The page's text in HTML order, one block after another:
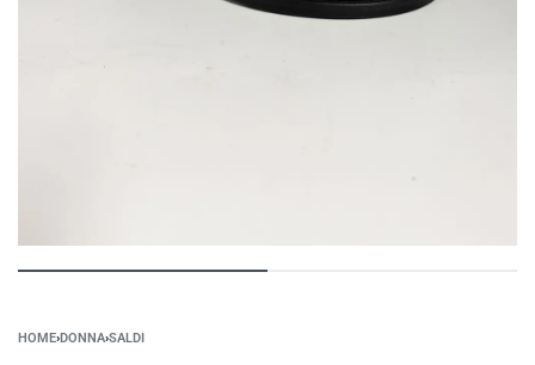
HOME›DONNA›SALDI